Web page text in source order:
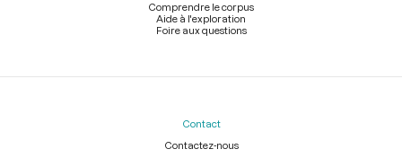
Comprendre le corpus
Aide à l'exploration
Foire aux questions
Contact
Contactez-nous